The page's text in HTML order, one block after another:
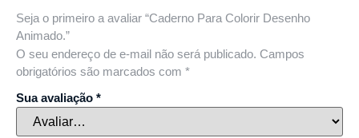
Seja o primeiro a avaliar “Caderno Para Colorir Desenho
Animado.”
O seu endereço de e-mail não será publicado. Campos
obrigatórios são marcados com *
Sua avaliação *